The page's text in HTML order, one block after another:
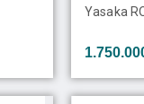
Yasaka